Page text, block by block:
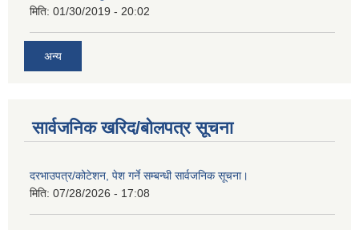
मिति: 01/30/2019 - 20:02
अन्य
सार्वजनिक खरिद/बोलपत्र सूचना
दरभाउपत्र/कोटेशन, पेश गर्ने सम्बन्धी सार्वजनिक सूचना।
मिति: 07/28/2026 - 17:08